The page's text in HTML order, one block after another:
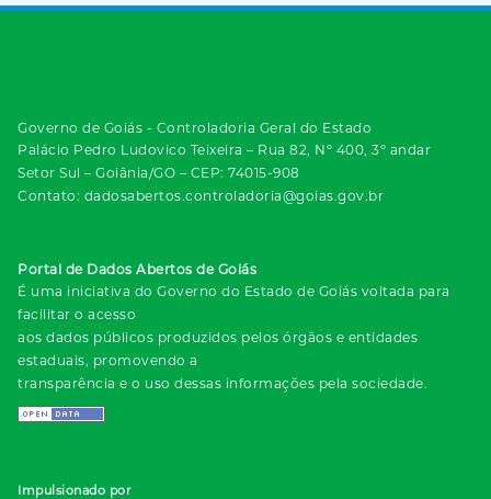
Governo de Goiás - Controladoria Geral do Estado
Palácio Pedro Ludovico Teixeira – Rua 82, Nº 400, 3º andar
Setor Sul – Goiânia/GO – CEP: 74015-908
Contato: dadosabertos.controladoria@goias.gov.br
Portal de Dados Abertos de Goiás
É uma iniciativa do Governo do Estado de Goiás voltada para
facilitar o acesso
aos dados públicos produzidos pelos órgãos e entidades
estaduais, promovendo a
transparência e o uso dessas informações pela sociedade.
Impulsionado por